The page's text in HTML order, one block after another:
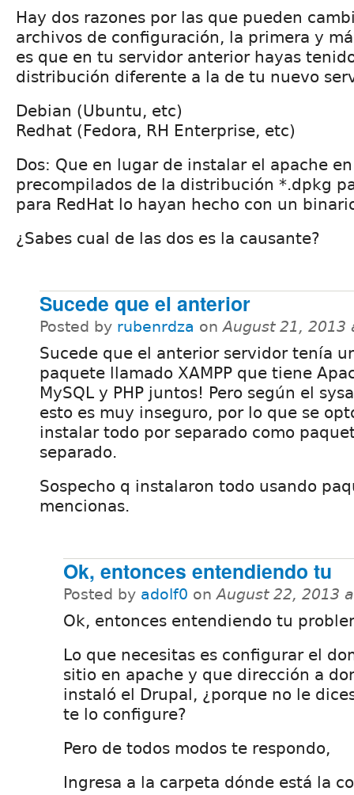
Hay dos razones por las que pueden
archivos de configuración, la primera y
es que en tu servidor anterior hayas
distribución diferente a la de tu nuevo
Debian (Ubuntu, etc)
Redhat (Fedora, RH Enterprise, etc)
Dos: Que en lugar de instalar el apache
precompilados de la distribución *.dpkg
para RedHat lo hayan hecho con un
¿Sabes cual de las dos es la causante?
Sucede que el anterior
Posted by rubenrdza onAugust 21, 2013
Sucede que el anterior servidor tenía
paquete llamado XAMPP que tiene
MySQL y PHP juntos! Pero según el
esto es muy inseguro, por lo que se
instalar todo por separado como
separado.
Sospecho q instalaron todo usando
mencionas.
Ok, entonces entendiendo tu
Posted by adolf0 onAugust 22, 2013
Ok, entonces entendiendo tu
Lo que necesitas es configurar el
sitio en apache y que dirección a
instaló el Drupal, ¿porque no le
te lo configure?
Pero de todos modos te respondo,
Ingresa a la carpeta dónde está la